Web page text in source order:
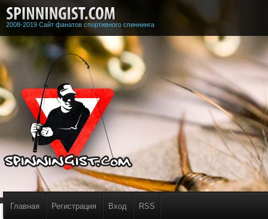
2008-2019 Сайт фанатов спортивного спиннинга
Главная Регистрация Вход RSS